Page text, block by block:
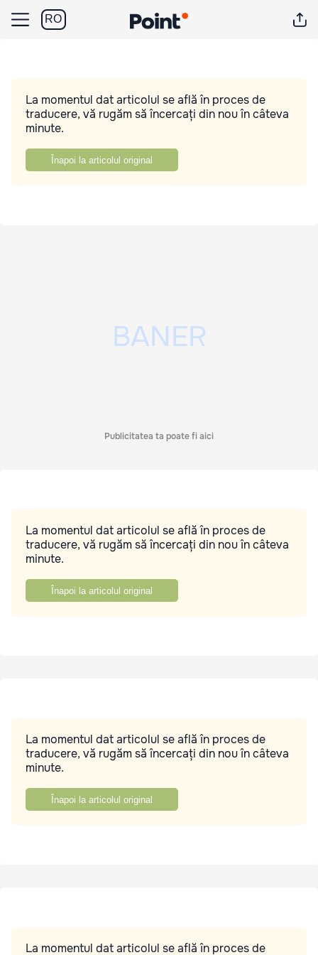
RO
La momentul dat articolul se află în proces de
traducere, vă rugăm să încercați din nou în câteva
minute.
Înapoi la articolul original
Publicitatea ta poate fi aici
La momentul dat articolul se află în proces de
traducere, vă rugăm să încercați din nou în câteva
minute.
Înapoi la articolul original
La momentul dat articolul se află în proces de
traducere, vă rugăm să încercați din nou în câteva
minute.
Înapoi la articolul original
La momentul dat articolul se află în proces de